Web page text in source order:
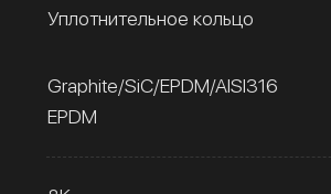
Уплотнительное кольцо
Graphite/SiC/EPDM/AISI316
EPDM